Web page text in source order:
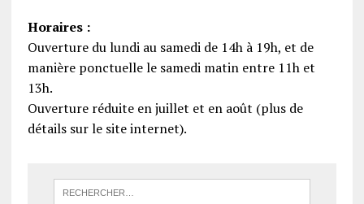
Horaires :
Ouverture du lundi au samedi de 14h à 19h, et de
manière ponctuelle le samedi matin entre 11h et
13h.
Ouverture réduite en juillet et en août (plus de
détails sur le site internet).